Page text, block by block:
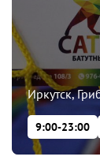
Иркутск,
9:00-23:00